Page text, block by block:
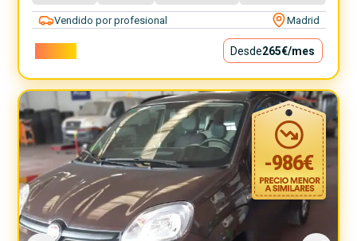
Vendido por profesional Madrid
Desde265€/mes
-986€